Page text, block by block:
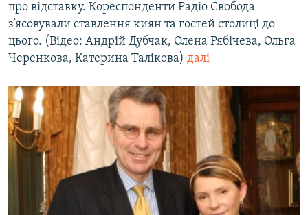
про відставку. Кореспонденти Радіо Свобода
з’ясовували ставлення киян та гостей столиці до
цього. (Відео: Андрій Дубчак, Олена Рябічева, Ольга
Черенкова, Катерина Талікова) далі